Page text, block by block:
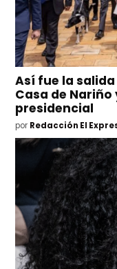
Así fue la
Casa de
presidencial
por Redacción El